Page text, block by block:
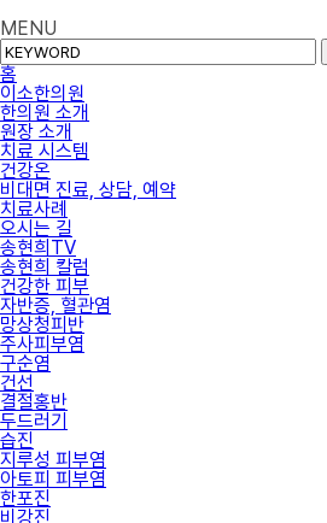
MENU
홈
이소한의원
한의원 소개
원장 소개
치료 시스템
건강온
비대면 진료, 상담, 예약
치료사례
오시는 길
송현희TV
송현희 칼럼
건강한 피부
자반증, 혈관염
망상청피반
주사피부염
구순염
건선
결절홍반
두드러기
습진
지루성 피부염
아토피 피부염
한포진
비강진